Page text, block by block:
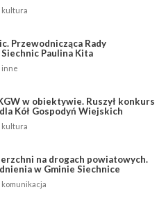
kultura
Przewodnicząca Rady
Paulina Kita
inne
w obiektywie. Ruszył konkurs
Kół Gospodyń Wiejskich
kultura
na drogach powiatowych.
w Gminie Siechnice
komunikacja